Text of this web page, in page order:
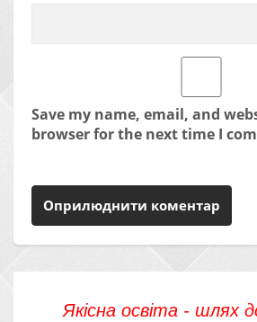
Save my name, email, and
browser for the next time I
Якісна освіта - шлях